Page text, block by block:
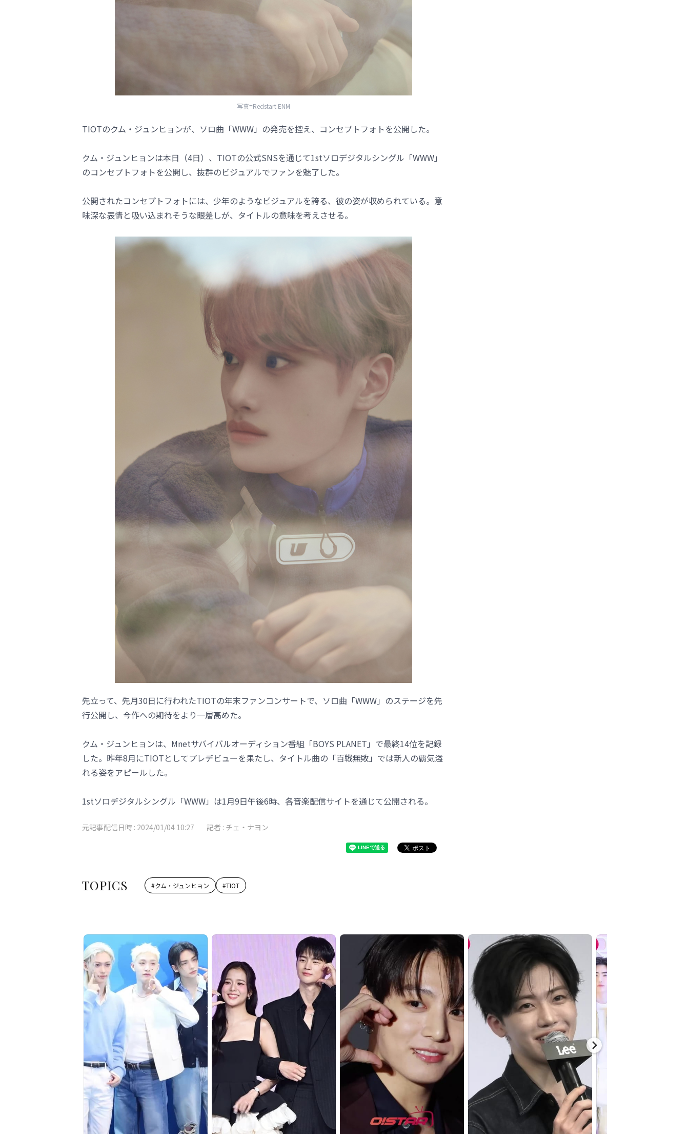
写真=Redstart ENM
TIOTのクム・ジュンヒョンが、ソロ曲「WWW」の発売を控え、コンセプトフォトを公開した。
クム・ジュンヒョンは本日（4日）、TIOTの公式SNSを通じて1stソロデジタルシングル「WWW」
のコンセプトフォトを公開し、抜群のビジュアルでファンを魅了した。
公開されたコンセプトフォトには、少年のようなビジュアルを誇る、彼の姿が収められている。意
味深な表情と吸い込まれそうな眼差しが、タイトルの意味を考えさせる。
先立って、先月30日に行われたTIOTの年末ファンコンサートで、ソロ曲「WWW」のステージを先
行公開し、今作への期待をより一層高めた。
クム・ジュンヒョンは、Mnetサバイバルオーディション番組「BOYS PLANET」で最終14位を記録
した。昨年8月にTIOTとしてプレデビューを果たし、タイトル曲の「百戦無敗」では新人の覇気溢
れる姿をアピールした。
1stソロデジタルシングル「WWW」は1月9日午後6時、各音楽配信サイトを通じて公開される。
元記事配信日時 : 2024/01/04 10:27 記者 : チェ・ナヨン
TOPICS #クム・ジュンヒョン #TIOT